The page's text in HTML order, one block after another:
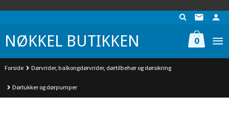
NØKKEL BUTIKKEN 0
Forside Dørvrider, balkongdørvrider, dørtilbehør og dørsikring
Dørlukker og dørpumper